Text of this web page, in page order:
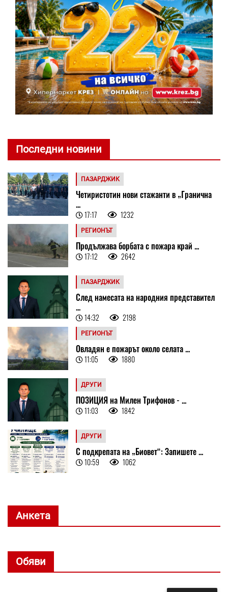
Последни новини
ПАЗАРДЖИК
Четиристотин нови стажанти в „Гранична
...
17:17 1232
РЕГИОНЪТ
Продължава борбата с пожара край ...
17:12 2642
ПАЗАРДЖИК
След намесата на народния представител
...
14:32 2198
РЕГИОНЪТ
Овладян е пожарът около селата ...
11:05 1880
ДРУГИ
ПОЗИЦИЯ на Милен Трифонов - ...
11:03 1842
ДРУГИ
С подкрепата на „Биовет“: Запишете ...
10:59 1062
Анкета
Обяви